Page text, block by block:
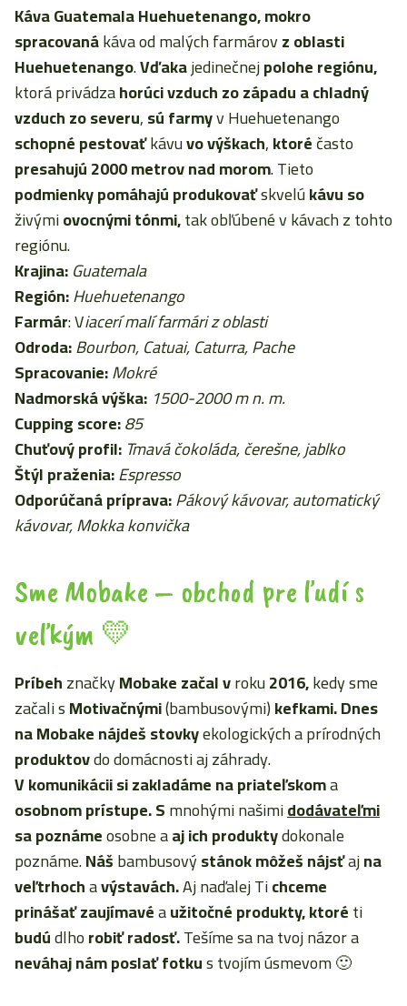
Káva Guatemala Huehuetenango, mokro
spracovanákáva od malých farmárovz oblasti
Huehuetenango.Vďakajedinečnejpolohe regiónu,
ktorá privádzahorúci vzduchzo západu a chladný
vzduch zo severu,sú farmyv Huehuetenango
schopné pestovaťkávuvo výškach,ktoréčasto
presahujú2000 metrov nad morom. Tieto
podmienky pomáhajú produkovaťskvelúkávu so
živýmiovocnými tónmi,tak obľúbené v kávach z tohto
regiónu.
Krajina:Guatemala
Región:Huehuetenango
Farmár: Viacerí malí farmári z oblasti
Odroda:Bourbon, Catuai, Caturra, Pache
Spracovanie:Mokré
Nadmorská výška: 1500-2000 m n. m.
Cupping score:85
Chuťový profil: Tmavá čokoláda, čerešne, jablko
Štýl praženia:Espresso
Odporúčaná príprava:Pákový kávovar, automatický
kávovar, Mokka konvička
Sme Mobake – obchod pre ľudí s
veľkým 💛
PríbehznačkyMobake začalvroku2016,kedy sme
začali sMotivačnými(bambusovými)kefkami. Dnes
na Mobake nájdeš stovkyekologických a prírodných
produktovdo domácnosti aj záhrady.
V komunikáciisi zakladámena priateľskoma
osobnom prístupe. Smnohými našimidodávateľmi
sa poznámeosobne aaj ich produktydokonale
poznáme.Nášbambusovýstánok môžeš nájsťajna
veľtrhochavýstavách.Aj naďalej Tichceme
prinášaťzaujímavéaužitočné produkty, ktoréti
budúdlhorobiť radosť.Tešíme sa na tvoj názor a
neváhaj nám poslať fotkus tvojím úsmevom 🙂